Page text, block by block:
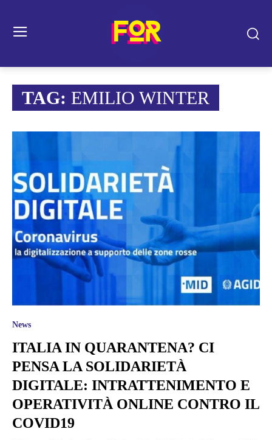
TAG: EMILIO WINTER
News
ITALIA IN QUARANTENA? CI
PENSA LA SOLIDARIETÀ
DIGITALE: INTRATTENIMENTO E
OPERATIVITÀ ONLINE CONTRO IL
COVID19